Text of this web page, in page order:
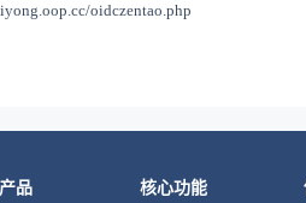
oidczentao.php
品 核心功能